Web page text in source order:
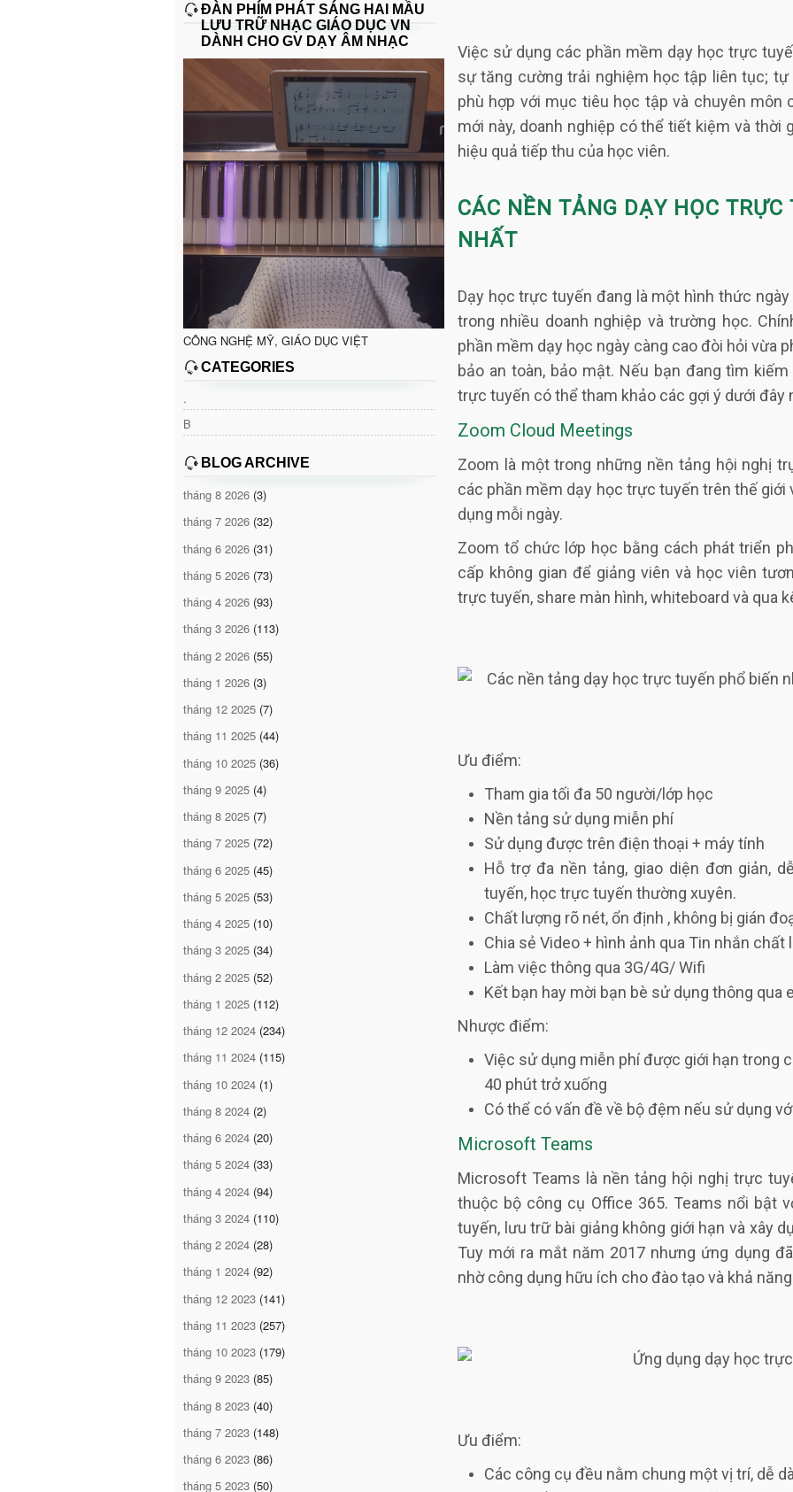
ĐÀN PHÍM PHÁT SÁNG HAI MẦU
LƯU TRỮ NHẠC GIÁO DỤC VN
DÀNH CHO GV DẠY ÂM NHẠC
CÔNG NGHỆ MỸ, GIÁO DỤC VIỆT
CATEGORIES
.
B
BLOG ARCHIVE
tháng 8 2026 (3)
tháng 7 2026 (32)
tháng 6 2026 (31)
tháng 5 2026 (73)
tháng 4 2026 (93)
tháng 3 2026 (113)
tháng 2 2026 (55)
tháng 1 2026 (3)
tháng 12 2025 (7)
tháng 11 2025 (44)
tháng 10 2025 (36)
tháng 9 2025 (4)
tháng 8 2025 (7)
tháng 7 2025 (72)
tháng 6 2025 (45)
tháng 5 2025 (53)
tháng 4 2025 (10)
tháng 3 2025 (34)
tháng 2 2025 (52)
tháng 1 2025 (112)
tháng 12 2024 (234)
tháng 11 2024 (115)
tháng 10 2024 (1)
tháng 8 2024 (2)
tháng 6 2024 (20)
tháng 5 2024 (33)
tháng 4 2024 (94)
tháng 3 2024 (110)
tháng 2 2024 (28)
tháng 1 2024 (92)
tháng 12 2023 (141)
tháng 11 2023 (257)
tháng 10 2023 (179)
tháng 9 2023 (85)
tháng 8 2023 (40)
tháng 7 2023 (148)
tháng 6 2023 (86)
tháng 5 2023 (50)
Việc sử dụng các phần mềm dạy học trực
sự tăng cường trải nghiệm học tập liên tục;
phù hợp với mục tiêu học tập và chuyên môn
mới này, doanh nghiệp có thể tiết kiệm và thời
hiệu quả tiếp thu của học viên.
CÁC NỀN TẢNG DẠY HỌC TRỰC
NHẤT
Dạy học trực tuyến đang là một hình thức
trong nhiều doanh nghiệp và trường học.
phần mềm dạy học ngày càng cao đòi hỏi vừa
bảo an toàn, bảo mật. Nếu bạn đang tìm
trực tuyến có thể tham khảo các gợi ý dưới đây
Zoom Cloud Meetings
Zoom là một trong những nền tảng hội nghị
các phần mềm dạy học trực tuyến trên thế
dụng mỗi ngày.
Zoom tổ chức lớp học bằng cách phát triển
cấp không gian để giảng viên và học viên
trực tuyến, share màn hình, whiteboard và qua
Ưu điểm:
Tham gia tối đa 50 người/lớp học
Nền tảng sử dụng miễn phí
Sử dụng được trên điện thoại + máy tính
Hỗ trợ đa nền tảng, giao diện đơn giản,
tuyến, học trực tuyến thường xuyên.
Chất lượng rõ nét, ổn định , không bị gián
Chia sẻ Video + hình ảnh qua Tin nhắn chất
Làm việc thông qua 3G/4G/ Wifi
Kết bạn hay mời bạn bè sử dụng thông qua
Nhược điểm:
Việc sử dụng miễn phí được giới hạn trong
40 phút trở xuống
Có thể có vấn đề về bộ đệm nếu sử dụng
Microsoft Teams
Microsoft Teams là nền tảng hội nghị trực
thuộc bộ công cụ Office 365. Teams nổi bật
tuyến, lưu trữ bài giảng không giới hạn và xây
Tuy mới ra mắt năm 2017 nhưng ứng dụng
nhờ công dụng hữu ích cho đào tạo và khả
Ưu điểm:
Các công cụ đều nằm chung một vị trí, dễ